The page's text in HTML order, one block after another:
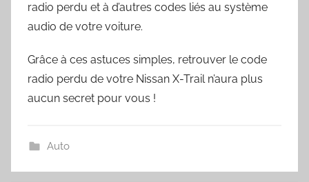
radio perdu et à d’autres codes liés au système
audio de votre voiture.
Grâce à ces astuces simples, retrouver le code
radio perdu de votre Nissan X-Trail n’aura plus
aucun secret pour vous !
Auto